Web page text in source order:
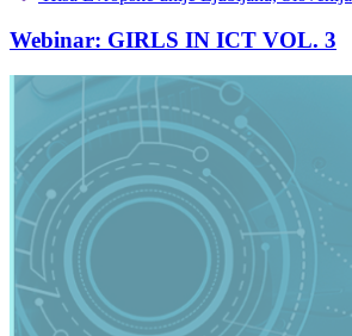
Webinar: GIRLS IN ICT VOL. 3